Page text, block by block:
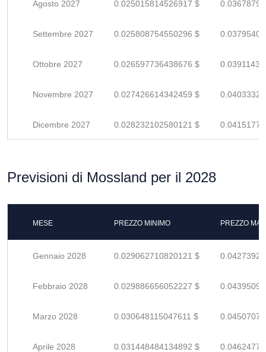
Agosto 2027 0.025015814526917 $
Settembre 2027 0.025808754550296 $
Ottobre 2027 0.026597736438676 $
Novembre 2027 0.027426614342459 $
Dicembre 2027 0.028232102580121 $
Previsioni di Mossland per il 2028
MESE PREZZO MINIMO PREZZO
Gennaio 2028 0.029062710820121 $
Febbraio 2028 0.029886656052227 $
Marzo 2028 0.030648115047611 $
Aprile 2028 0.031448484134892 $